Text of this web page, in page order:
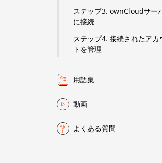
ステップ3. ownCloudサー
に接続
ステップ4. 接続されたアカ
トを管理
用語集
動画
よくある質問